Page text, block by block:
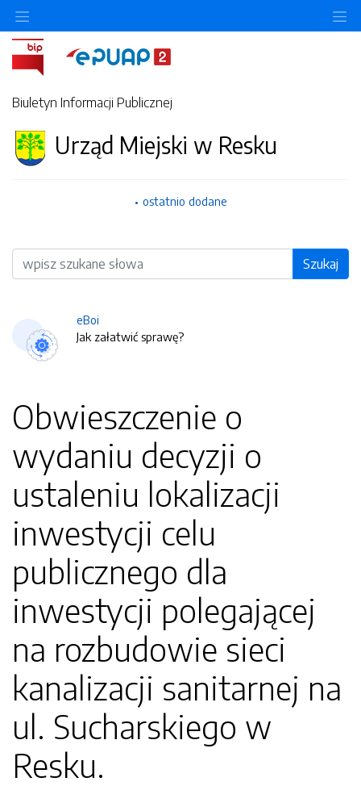
Biuletyn Informacji Publicznej
Urząd Miejski w Resku
ostatnio dodane
Wyszukiwarka Szukaj
eBoi
Jak załatwić sprawę?
Obwieszczenie o
wydaniu decyzji o
ustaleniu lokalizacji
inwestycji celu
publicznego dla
inwestycji polegającej
na rozbudowie sieci
kanalizacji sanitarnej na
ul. Sucharskiego w
Resku.